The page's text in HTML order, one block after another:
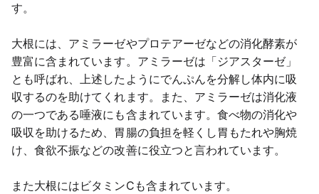
す。
大根には、アミラーゼやプロテアーゼなどの消化酵素が
豊富に含まれています。アミラーゼは「ジアスターゼ」
とも呼ばれ、上述したようにでんぷんを分解し体内に吸
収するのを助けてくれます。また、アミラーゼは消化液
の一つである唾液にも含まれています。食べ物の消化や
吸収を助けるため、胃腸の負担を軽くし胃もたれや胸焼
け、食欲不振などの改善に役立つと言われています。
また大根にはビタミンCも含まれています。